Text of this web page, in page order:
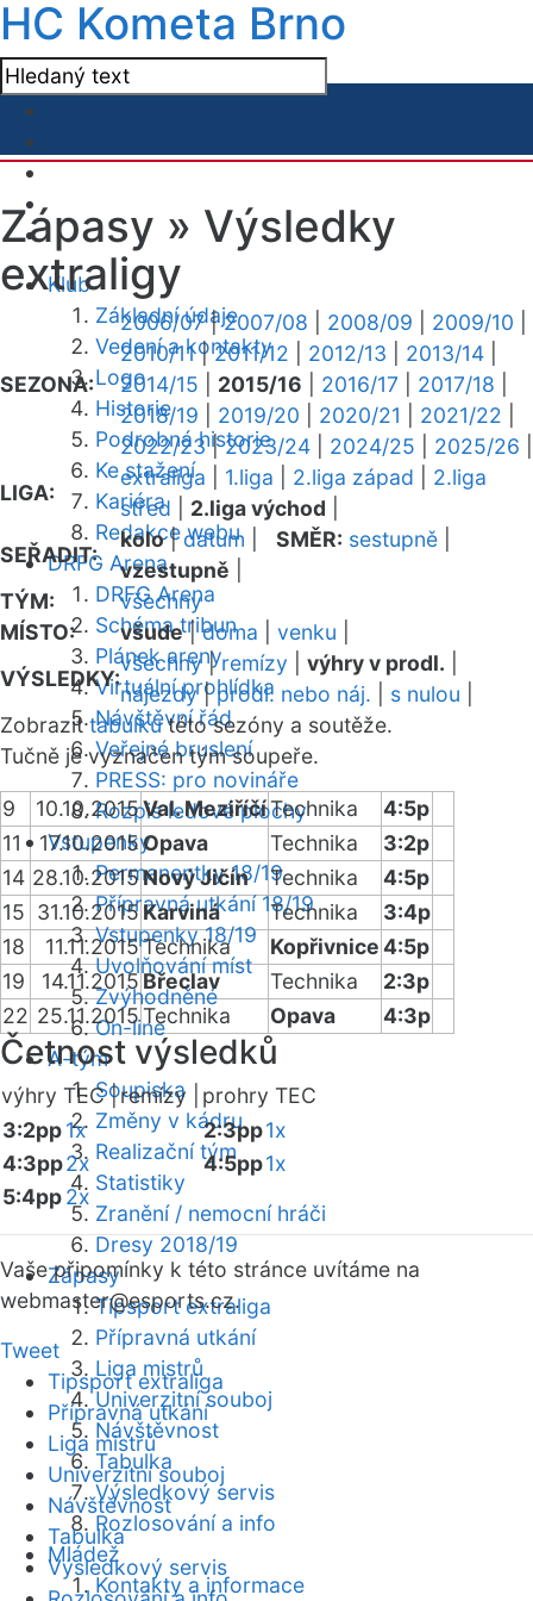
HC Kometa Brno
Klub
Základní údaje
Vedení a kontakty
Logo
Historie
Podrobná historie
Ke stažení
Kariéra
Redakce webu
DRFG Arena
DRFG Arena
Schéma tribun
Plánek areny
Virtuální prohlídka
Návštěvní řád
Veřejné bruslení
PRESS: pro novináře
Rozpis ledové plochy
Vstupenky
Permanentky 18/19
Přípravná utkání 18/19
Vstupenky 18/19
Uvolňování míst
Zvýhodněné
On-line
A-tým
Soupiska
Změny v kádru
Realizační tým
Statistiky
Zranění / nemocní hráči
Dresy 2018/19
Zápasy
Tipsport extraliga
Přípravná utkání
Liga mistrů
Univerzitní souboj
Návštěvnost
Tabulka
Výsledkový servis
Rozlosování a info
Mládež
Kontakty a informace
Zápasy » Výsledky
extraligy
SEZONA:
2006/07|2007/08 2008/09 2009/10
2010/11|2011/12 2012/13 2013/14
2014/15
2015/16 2016/17 2017/18
2018/19
2019/20 2020/21 2021/22
2022/23|2023/24 2024/25 2025/26
LIGA:
extraliga 1.liga 2.liga západ
2.liga
střed
2.liga východ
SEŘADIT:
kolo|datum SMĚR: sestupně
vzestupně
TÝM:
všechny
MÍSTO:
všude|doma venku
VÝSLEDKY:
všechny|remízy výhry v prodl.
nájezdy|prodl. nebo náj. s nulou
Zobrazittabulkutéto sezóny a soutěže.
Tučně je vyznačen tým soupeře.
9 10.10.2015Val. MeziříčíTechnika
4:5p
11
17.10.2015Opava Technika
3:2p
14 28.10.2015Nový Jičín Technika
4:5p
15 31.10.2015 Karviná Technika
3:4p
18
11.11.2015Technika Kopřivnice4:5p
19
14.11.2015Břeclav Technika
2:3p
22 25.11.2015Technika Opava 4:3p
Četnost výsledků
výhry TEC |remízy |
prohry TEC
3:2pp1x
4:3pp2x
5:4pp2x
2:3pp1x
4:5pp1x
Vaše připomínky k této stránce uvítáme na
webmaster@esports.cz.
Tweet
Tipsport extraliga
Přípravná utkání
Liga mistrů
Univerzitní souboj
Návštěvnost
Tabulka
Výsledkový servis